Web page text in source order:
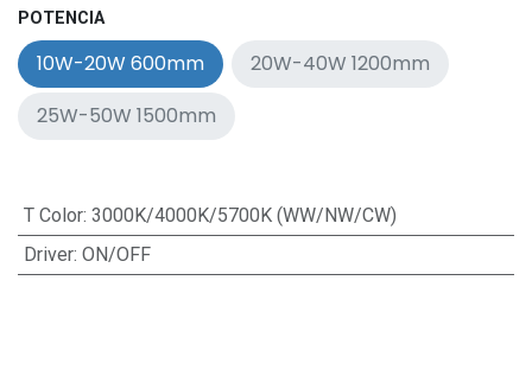
POTENCIA
10W-20W 600mm
20W-40W 1200mm
25W-50W 1500mm
T Color: 3000K/4000K/5700K (WW/NW/CW)
Driver: ON/OFF